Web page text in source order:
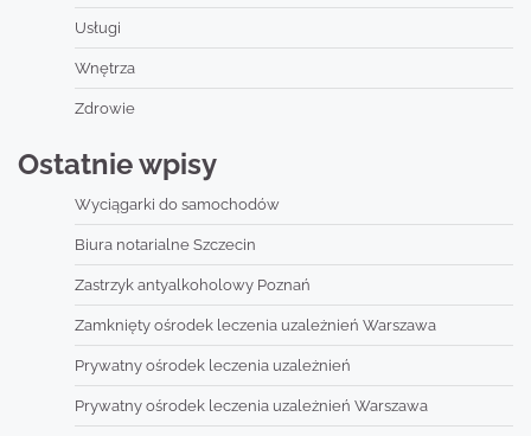
Usługi
Wnętrza
Zdrowie
Ostatnie wpisy
Wyciągarki do samochodów
Biura notarialne Szczecin
Zastrzyk antyalkoholowy Poznań
Zamknięty ośrodek leczenia uzależnień Warszawa
Prywatny ośrodek leczenia uzależnień
Prywatny ośrodek leczenia uzależnień Warszawa